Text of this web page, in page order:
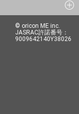
© oricon ME inc.
JASRAC許諾番号：
9009642140Y38026